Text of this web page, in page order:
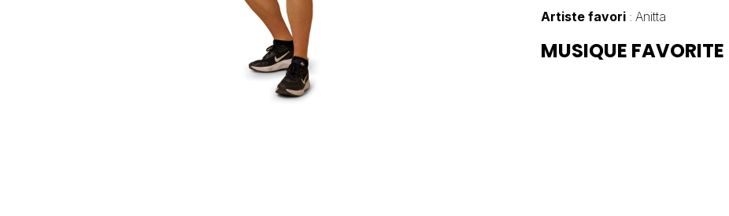
Artiste favori: Anitta
MUSIQUE FAVORITE